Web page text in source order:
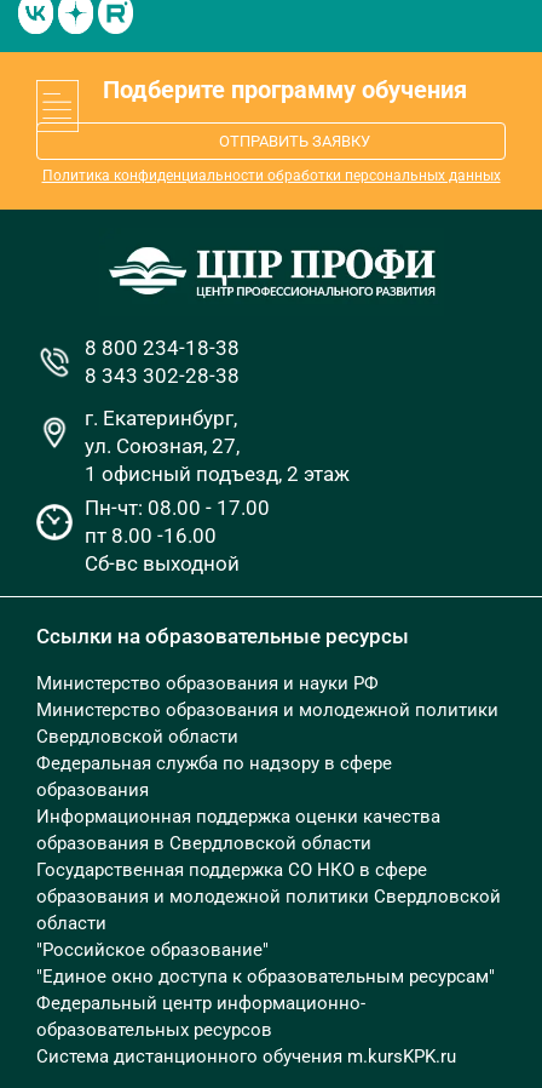
Подберите программу обучения
ОТПРАВИТЬ ЗАЯВКУ
Политика конфиденциальности обработки персональных данных
8 800 234-18-38
8 343 302-28-38
г. Екатеринбург,
ул. Союзная, 27,
1 офисный подъезд, 2 этаж
Пн-чт: 08.00 - 17.00
пт 8.00 -16.00
Сб-вс выходной
Ссылки на образовательные ресурсы
Министерство образования и науки РФ
Министерство образования и молодежной политики
Свердловской области
Федеральная служба по надзору в сфере
образования
Информационная поддержка оценки качества
образования в Свердловской области
Государственная поддержка СО НКО в сфере
образования и молодежной политики Свердловской
области
"Российское образование"
"Единое окно доступа к образовательным ресурсам"
Федеральный центр информационно-
образовательных ресурсов
Система дистанционного обучения m.kursKPK.ru